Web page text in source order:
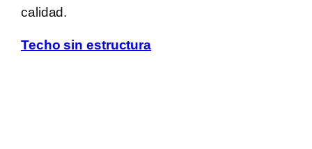
calidad.
Techo sin estructura